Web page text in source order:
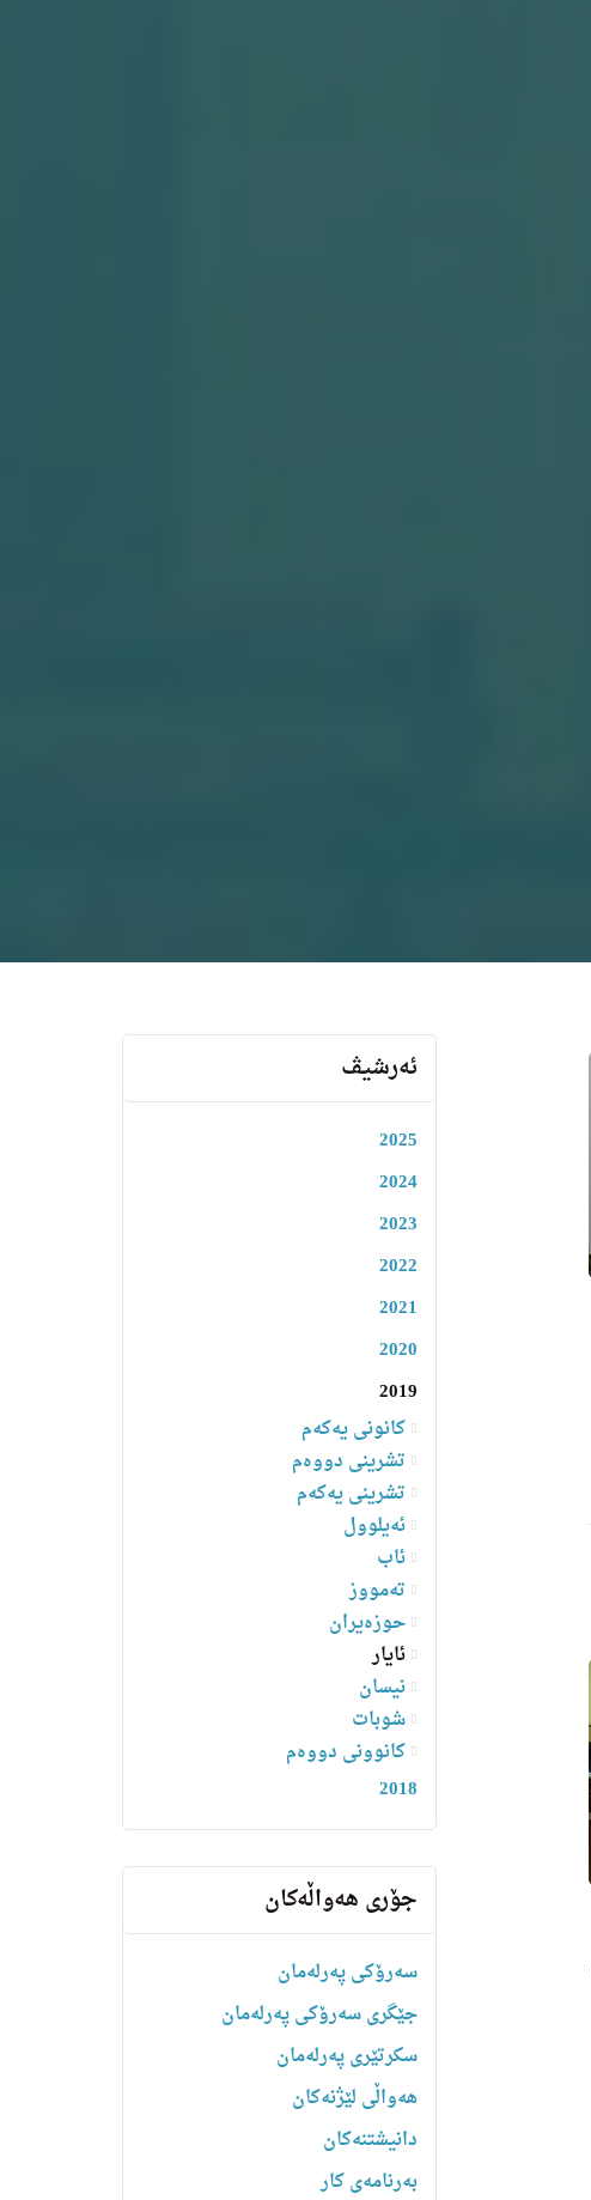
ئەرشیڤ
2025
2024
2023
2022
2021
2020
2019
کانونی یەکەم
تشرینی دووەم
تشرینی یەکەم
ئەیلوول
ئاب
تەمووز
حوزەیران
ئایار
نیسان
شوبات
کانوونی دووەم
2018
جۆری هەواڵەکان
سەرۆکی پەرلەمان
جێگری سەرۆکی پەرلەمان
سکرتێری پەرلەمان
هه‌واڵى لێژنه‌كان
دانیشتنه‌کان
بەرنامەی کار